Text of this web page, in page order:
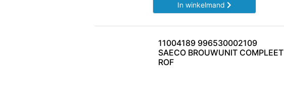
In winkelmand
11004189 996530002109
SAECO BROUWUNIT COMPLEET
ROF